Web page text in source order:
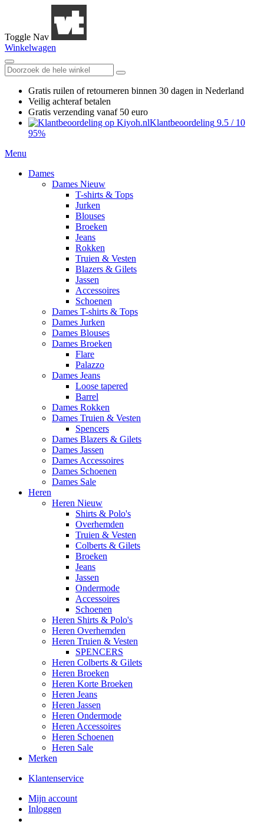
Toggle Nav
Winkelwagen
Gratis ruilen of retourneren binnen 30 dagen in Nederland
Veilig achteraf betalen
Gratis verzending vanaf 50 euro
Klantbeoordeling 9.5 / 10
95%
Menu
Dames
Dames Nieuw
T-shirts & Tops
Jurken
Blouses
Broeken
Jeans
Rokken
Truien & Vesten
Blazers & Gilets
Jassen
Accessoires
Schoenen
Dames T-shirts & Tops
Dames Jurken
Dames Blouses
Dames Broeken
Flare
Palazzo
Dames Jeans
Loose tapered
Barrel
Dames Rokken
Dames Truien & Vesten
Spencers
Dames Blazers & Gilets
Dames Jassen
Dames Accessoires
Dames Schoenen
Dames Sale
Heren
Heren Nieuw
Shirts & Polo's
Overhemden
Truien & Vesten
Colberts & Gilets
Broeken
Jeans
Jassen
Ondermode
Accessoires
Schoenen
Heren Shirts & Polo's
Heren Overhemden
Heren Truien & Vesten
SPENCERS
Heren Colberts & Gilets
Heren Broeken
Heren Korte Broeken
Heren Jeans
Heren Jassen
Heren Ondermode
Heren Accessoires
Heren Schoenen
Heren Sale
Merken
Klantenservice
Mijn account
Inloggen